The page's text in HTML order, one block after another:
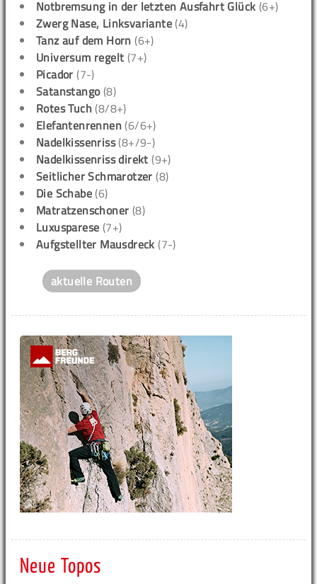
Notbremsung in der letzten Ausfahrt Glück (6+)
Zwerg Nase, Linksvariante (4)
Tanz auf dem Horn (6+)
Universum regelt (7+)
Picador (7-)
Satanstango(8)
Rotes Tuch (8/8+)
Elefantenrennen (6/6+)
Nadelkissenriss(8+/9-)
Nadelkissenriss direkt (9+)
Seitlicher Schmarotzer (8)
Die Schabe (6)
Matratzenschoner (8)
Luxusparese (7+)
Aufgstellter Mausdreck (7-)
aktuelle Routen
Neue Topos